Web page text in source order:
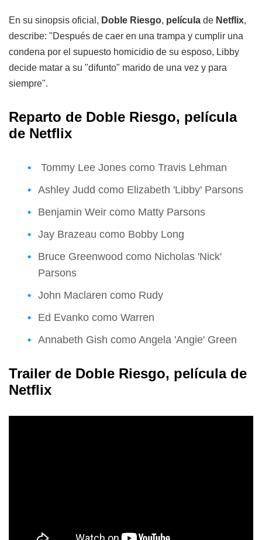
En su sinopsis oficial, Doble Riesgo, película de Netflix,
describe: "Después de caer en una trampa y cumplir una
condena por el supuesto homicidio de su esposo, Libby
decide matar a su "difunto" marido de una vez y para
siempre".
Reparto de Doble Riesgo, película
de Netflix
Tommy Lee Jones como Travis Lehman
Ashley Judd como Elizabeth 'Libby' Parsons
Benjamin Weir como Matty Parsons
Jay Brazeau como Bobby Long
Bruce Greenwood como Nicholas 'Nick'
Parsons
John Maclaren como Rudy
Ed Evanko como Warren
Annabeth Gish como Angela 'Angie' Green
Trailer de Doble Riesgo, película de
Netflix